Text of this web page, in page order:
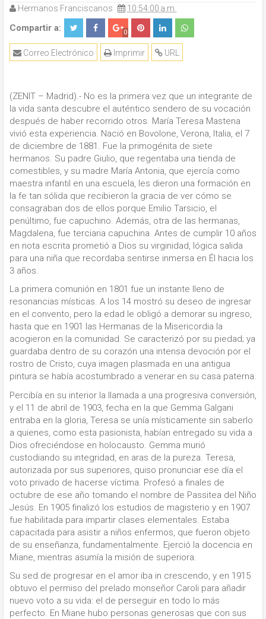
Hermanos Franciscanos 10:54:00 a.m.
Compartir a: 0
URL
Imprimir
Correo Electrónico
(ZENIT – Madrid).- No es la primera vez que un integrante de
la vida santa descubre el auténtico sendero de su vocación
después de haber recorrido otros. María Teresa Mastena
vivió esta experiencia. Nació en Bovolone, Verona, Italia, el 7
de diciembre de 1881. Fue la primogénita de siete
hermanos. Su padre Giulio, que regentaba una tienda de
comestibles, y su madre María Antonia, que ejercía como
maestra infantil en una escuela, les dieron una formación en
la fe tan sólida que recibieron la gracia de ver cómo se
consagraban dos de ellos porque Emilio Tarsicio, el
penúltimo, fue capuchino. Además, otra de las hermanas,
Magdalena, fue terciaria capuchina. Antes de cumplir 10 años
en nota escrita prometió a Dios su virginidad, lógica salida
para una niña que recordaba sentirse inmersa en Él hacia los
3 años.
La primera comunión en 1801 fue un instante lleno de
resonancias místicas. A los 14 mostró su deseo de ingresar
en el convento, pero la edad le obligó a demorar su ingreso,
hasta que en 1901 las Hermanas de la Misericordia la
acogieron en la comunidad. Se caracterizó por su piedad; ya
guardaba dentro de su corazón una intensa devoción por el
rostro de Cristo, cuya imagen plasmada en una antigua
pintura se había acostumbrado a venerar en su casa paterna.
Percibía en su interior la llamada a una progresiva conversión,
y el 11 de abril de 1903, fecha en la que Gemma Galgani
entraba en la gloria, Teresa se unía místicamente sin saberlo
a quienes, como esta pasionista, habían entregado su vida a
Dios ofreciéndose en holocausto. Gemma murió
custodiando su integridad, en aras de la pureza. Teresa,
autorizada por sus superiores, quiso pronunciar ese día el
voto privado de hacerse víctima. Profesó a finales de
octubre de ese año tomando el nombre de Passitea del Niño
Jesús. En 1905 finalizó los estudios de magisterio y en 1907
fue habilitada para impartir clases elementales. Estaba
capacitada para asistir a niños enfermos, que fueron objeto
de su enseñanza, fundamentalmente. Ejerció la docencia en
Miane, mientras asumía la misión de superiora.
Su sed de progresar en el amor iba in crescendo, y en 1915
obtuvo el permiso del prelado monseñor Caroli para añadir
nuevo voto a su vida: el de perseguir en todo lo más
perfecto. En Miane hubo personas generosas que con sus